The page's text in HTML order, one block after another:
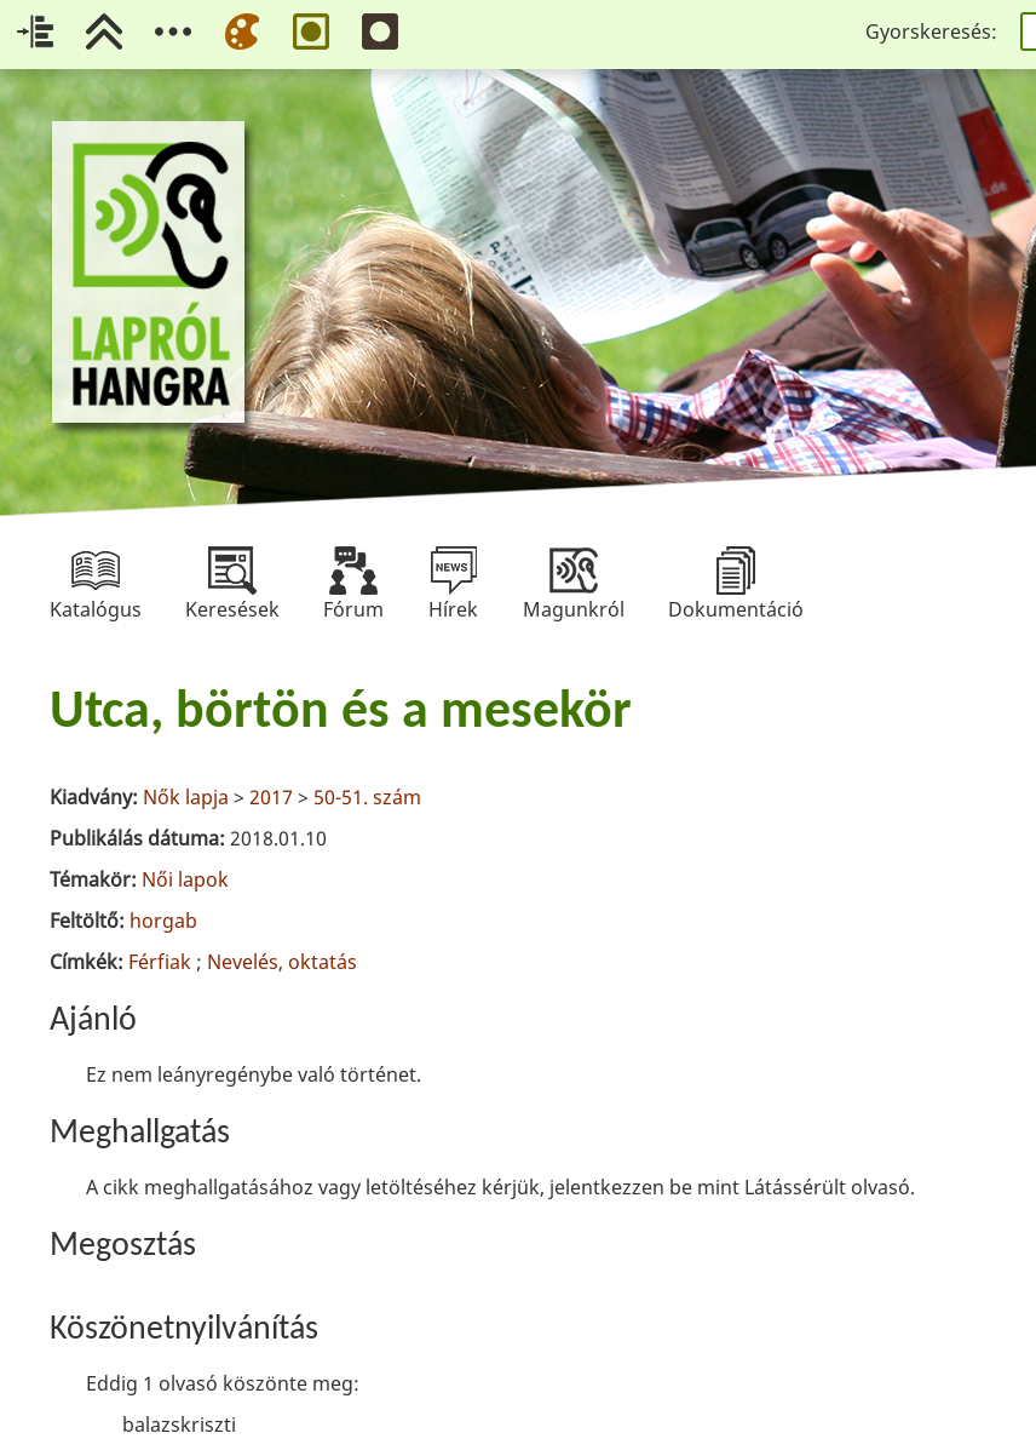
Gyorskeresés:
Katalógus Keresések Fórum Hírek Magunkról Dokumentáció
Utca, börtön és a mesekör
Kiadvány: Nők lapja > 2017 > 50-51. szám
Publikálás dátuma: 2018.01.10
Témakör: Női lapok
Feltöltő: horgab
Címkék: Férfiak; Nevelés, oktatás
Ajánló
Ez nem leányregénybe való történet.
Meghallgatás
A cikk meghallgatásához vagy letöltéséhez kérjük, jelentkezzen be mint Látássérült olvasó.
Megosztás
Köszönetnyilvánítás
Eddig 1 olvasó köszönte meg:
balazskriszti